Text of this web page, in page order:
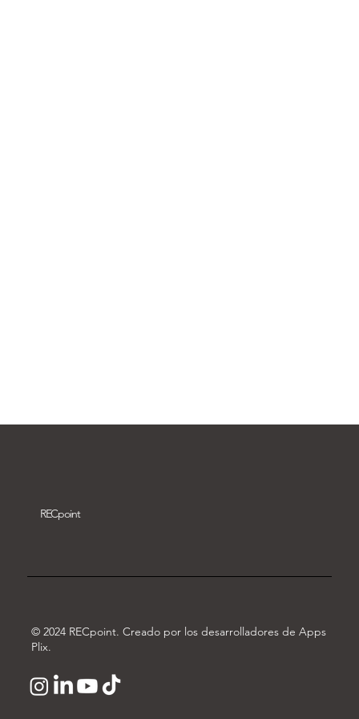
RECpoint
© 2024 RECpoint. Creado por los desarrolladores de Apps
Plix.